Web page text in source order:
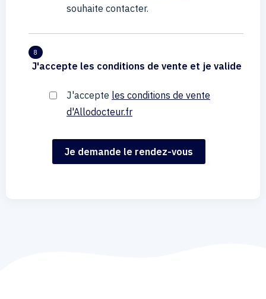
souhaite contacter.
8
J'accepte les conditions de vente et je valide
J'accepte les conditions de vente
d'Allodocteur.fr